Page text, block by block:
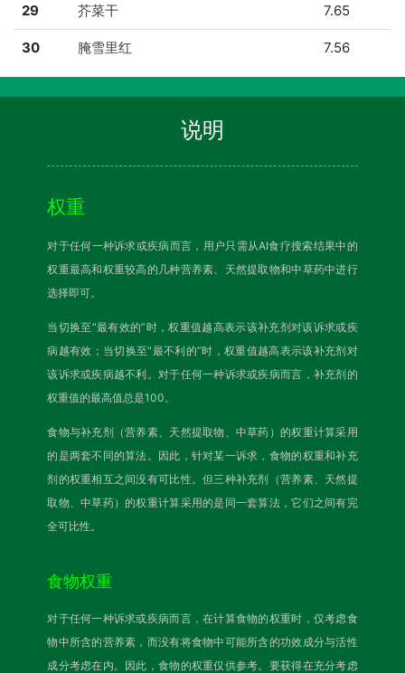
29 芥菜干 7.65
30 腌雪里红 7.56
说明
权重
对于任何一种诉求或疾病而言，用户只需从AI食疗搜索结果中的
权重最高和权重较高的几种营养素、天然提取物和中草药中进行
选择即可。
当切换至“最有效的”时，权重值越高表示该补充剂对该诉求或疾
病越有效；当切换至“最不利的”时，权重值越高表示该补充剂对
该诉求或疾病越不利。对于任何一种诉求或疾病而言，补充剂的
权重值的最高值总是100。
食物与补充剂（营养素、天然提取物、中草药）的权重计算采用
的是两套不同的算法。因此，针对某一诉求，食物的权重和补充
剂的权重相互之间没有可比性。但三种补充剂（营养素、天然提
取物、中草药）的权重计算采用的是同一套算法，它们之间有完
全可比性。
食物权重
对于任何一种诉求或疾病而言，在计算食物的权重时，仅考虑食
物中所含的营养素，而没有将食物中可能所含的功效成分与活性
成分考虑在内。因此，食物的权重仅供参考。要获得在充分考虑